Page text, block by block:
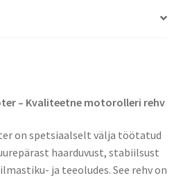
– Kvaliteetne motorolleri rehv
on spetsiaalselt välja töötatud
haarduvust, stabiilsust
ja teeoludes. See rehv on